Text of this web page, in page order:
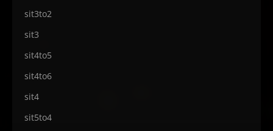
sit3to2
sit3
sit4to5
sit4to6
sit4
sit5to4